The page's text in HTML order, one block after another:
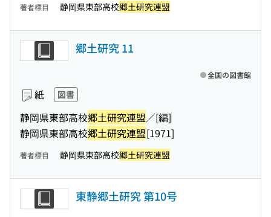
著者標目 静岡県東部高校郷土研究連盟
郷土研究 11
紙 図書
静岡県東部高校郷土研究連盟／[編]
静岡県東部高校郷土研究連盟[1971]
全国の図書館
著者標目 静岡県東部高校郷土研究連盟
東静郷土研究 第10号